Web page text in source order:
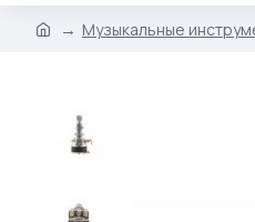
Музыкальные